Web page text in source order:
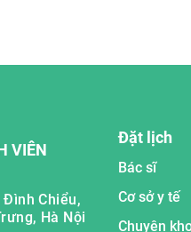
VIÊN
Đình Chiểu,
Hà Nội
Đặt lịch
Bác sĩ
Cơ sở y tế
Chuyên